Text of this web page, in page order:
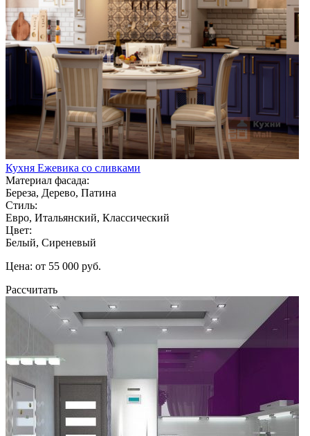
Кухня Ежевика со сливками
Материал фасада:
Береза, Дерево, Патина
Стиль:
Евро, Итальянский, Классический
Цвет:
Белый, Сиреневый
Цена: от 55 000 руб.
Рассчитать